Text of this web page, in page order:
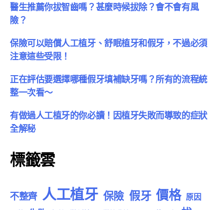
醫生推薦你拔智齒嗎？甚麼時候拔除？會不會有風
險？
保險可以賠償人工植牙、舒眠植牙和假牙，不過必須
注意這些受限！
正在評估要選擇哪種假牙填補缺牙嗎？所有的流程統
整一次看～
有做過人工植牙的你必讀！因植牙失敗而導致的症狀
全解秘
標籤雲
不整齊 人工植牙 保險 假牙 價格 原因